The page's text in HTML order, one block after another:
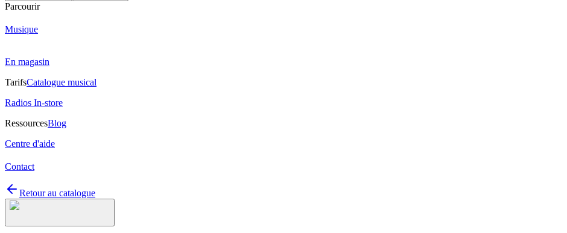
Parcourir
Musique
En magasin
TarifsCatalogue musical
Radios In-store
RessourcesBlog
Centre d'aide
Contact
Retour au catalogue